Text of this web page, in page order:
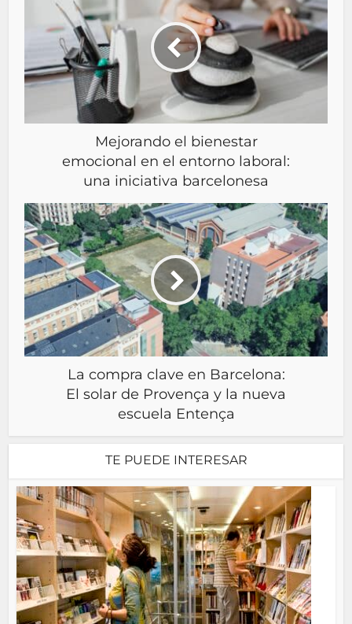
Mejorando el bienestar
emocional en el entorno laboral:
una iniciativa barcelonesa
La compra clave en Barcelona:
El solar de Provença y la nueva
escuela Entença
TE PUEDE INTERESAR